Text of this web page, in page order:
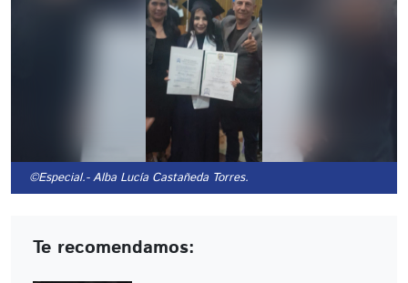
©Especial.- Alba Lucía Castañeda Torres.
Te recomendamos: